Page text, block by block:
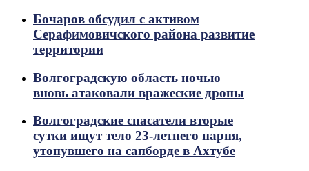
Бочаров обсудил с активом
Серафимовичского района развитие
территории
Волгоградскую область ночью
вновь атаковали вражеские дроны
Волгоградские спасатели вторые
сутки ищут тело 23-летнего парня,
утонувшего на сапборде в Ахтубе